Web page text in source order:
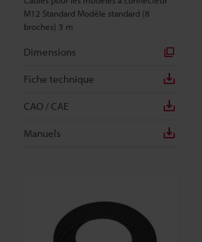
M12 Standard Modèle standard (8
broches) 3 m
Dimensions
Fiche technique
CAO / CAE
Manuels